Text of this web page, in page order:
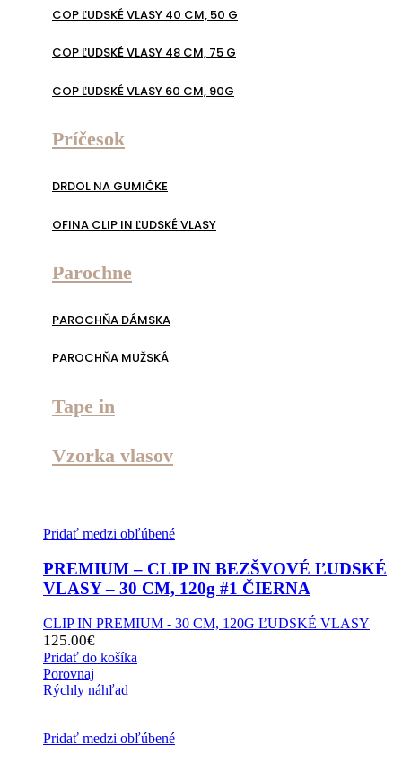
COP ĽUDSKÉ VLASY 40 CM, 50 G
COP ĽUDSKÉ VLASY 48 CM, 75 G
COP ĽUDSKÉ VLASY 60 CM, 90G
Príčesok
DRDOL NA GUMIČKE
OFINA CLIP IN ĽUDSKÉ VLASY
Parochne
PAROCHŇA DÁMSKA
PAROCHŇA MUŽSKÁ
Tape in
Vzorka vlasov
Pridať medzi obľúbené
PREMIUM – CLIP IN BEZŠVOVÉ ĽUDSKÉ
VLASY – 30 CM, 120g #1 ČIERNA
CLIP IN PREMIUM - 30 CM, 120G ĽUDSKÉ VLASY
125.00€
Pridať do košíka
Porovnaj
Rýchly náhľad
Pridať medzi obľúbené